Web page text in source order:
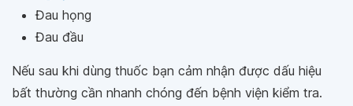
Đau họng
Đau đầu
Nếu sau khi dùng thuốc bạn cảm nhận được dấu hiệu
bất thường cần nhanh chóng đến bệnh viện kiểm tra.